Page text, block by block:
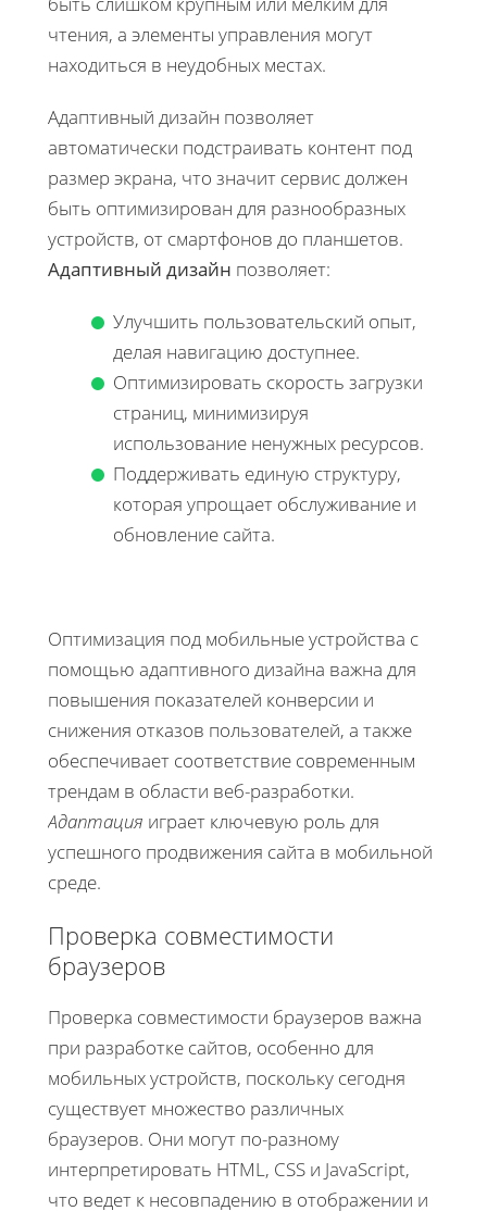
чтения, а элементы управления могут
находиться в неудобных местах.
Адаптивный дизайн позволяет
автоматически подстраивать контент под
размер экрана, что значит сервис должен
быть оптимизирован для разнообразных
устройств, от смартфонов до планшетов.
Адаптивный дизайн позволяет:
Улучшить пользовательский опыт,
делая навигацию доступнее.
Оптимизировать скорость загрузки
страниц, минимизируя
использование ненужных ресурсов.
Поддерживать единую структуру,
которая упрощает обслуживание и
обновление сайта.
Оптимизация под мобильные устройства с
помощью адаптивного дизайна важна для
повышения показателей конверсии и
снижения отказов пользователей, а также
обеспечивает соответствие современным
трендам в области веб-разработки.
Адаптация играет ключевую роль для
успешного продвижения сайта в мобильной
среде.
Проверка совместимости
браузеров
Проверка совместимости браузеров важна
при разработке сайтов, особенно для
мобильных устройств, поскольку сегодня
существует множество различных
браузеров. Они могут по-разному
интерпретировать HTML, CSS и JavaScript,
что ведет к несовпадению в отображении и